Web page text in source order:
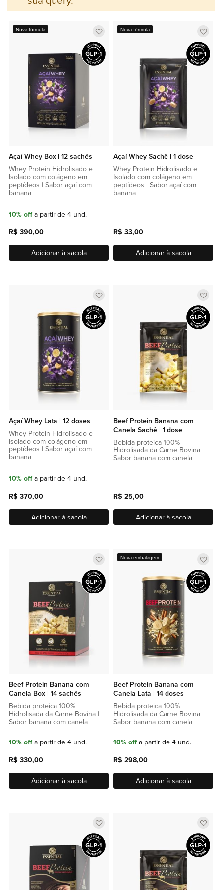
Adicionar
a
lista
de
Nova fórmula
Açaí Whey Box | 12 sachês
Whey Protein Hidrolisado e
Isolado com colágeno em
peptídeos | Sabor açaí com
banana
10% offa partir de 4 und.
R$ 390,00
Adicionar à sacola
a
lista
de
Nova fórmula
Açaí Whey Sachê | 1 dose
Whey Protein Hidrolisado e
Isolado com colágeno em
peptídeos | Sabor açaí com
banana
R$ 33,00
Adicionar à sacola
Adicionar
a
lista
de
Açaí Whey Lata | 12 doses
Whey Protein Hidrolisado e
Isolado com colágeno em
peptídeos | Sabor açaí com
banana
10% offa partir de 4 und.
R$ 370,00
Adicionar à sacola
a
lista
de
Beef Protein Banana com
Canela Sachê | 1 dose
Bebida proteica 100%
Hidrolisada da Carne Bovina |
Sabor banana com canela
R$ 25,00
Adicionar à sacola
Adicionar
a
lista
de
Beef Protein Banana com
Canela Box | 14 sachês
Bebida proteica 100%
Hidrolisada da Carne Bovina |
Sabor banana com canela
10% offa partir de 4 und.
R$ 330,00
Adicionar à sacola
a
lista
de
Nova embalagem
Beef Protein Banana com
Canela Lata | 14 doses
Bebida proteica 100%
Hidrolisada da Carne Bovina |
Sabor banana com canela
10% offa partir de 4 und.
R$ 298,00
Adicionar à sacola
Adicionar
a
lista
de
a
lista
de